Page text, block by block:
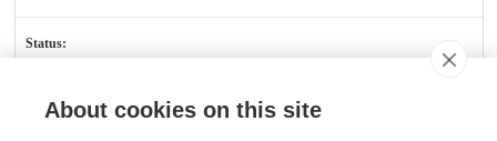
Status:
About cookies on this site